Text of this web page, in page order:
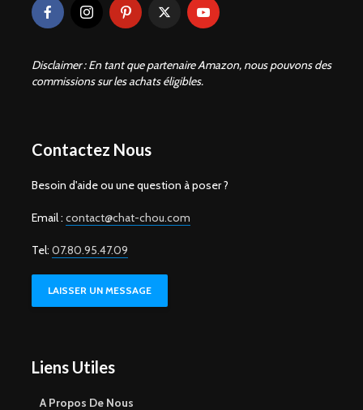
Disclaimer : En tant que partenaire Amazon, nous pouvons des
commissions sur les achats éligibles.
Contactez Nous
Besoin d'aide ou une question à poser ?
Email : contact@chat-chou.com
Tel: 07.80.95.47.09
LAISSER UN MESSAGE
Liens Utiles
A Propos De Nous